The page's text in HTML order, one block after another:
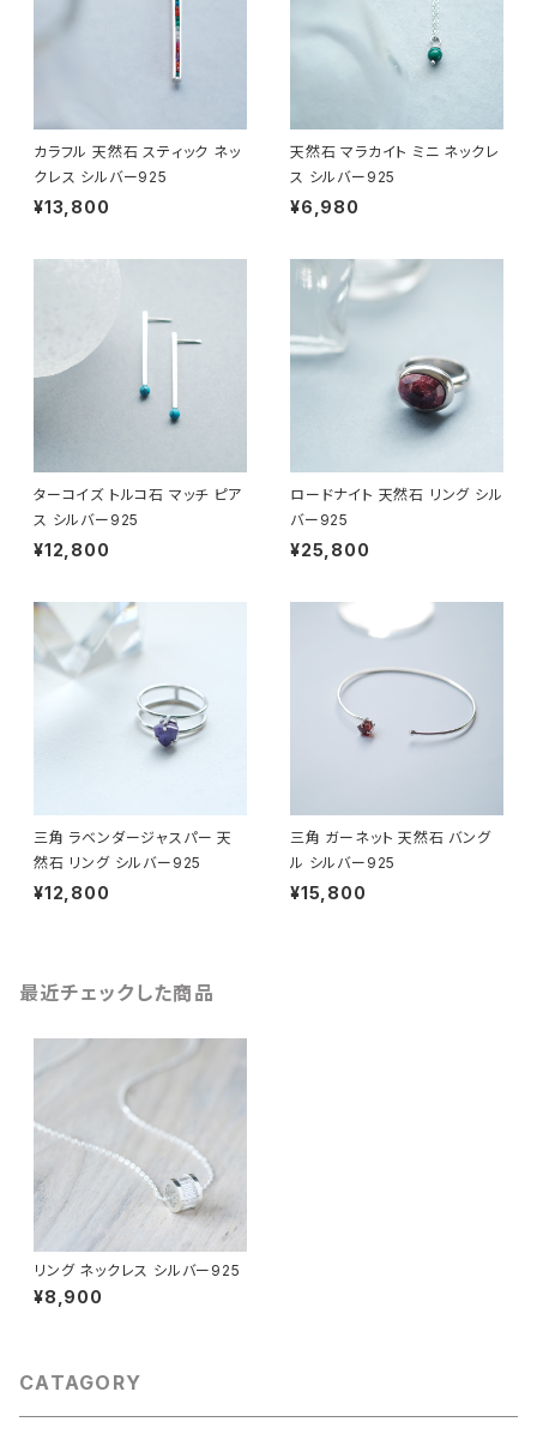
カラフル 天然石 スティック ネッ
クレス シルバー925
¥13,800
天然石 マラカイト ミニ ネックレ
ス シルバー925
¥6,980
ターコイズ トルコ石 マッチ ピア
ス シルバー925
¥12,800
ロードナイト 天然石 リング シル
バー925
¥25,800
三角 ラベンダージャスパー 天
然石 リング シルバー925
¥12,800
三角 ガーネット 天然石 バング
ル シルバー925
¥15,800
最近チェックした商品
リング ネックレス シルバー925
¥8,900
CATAGORY